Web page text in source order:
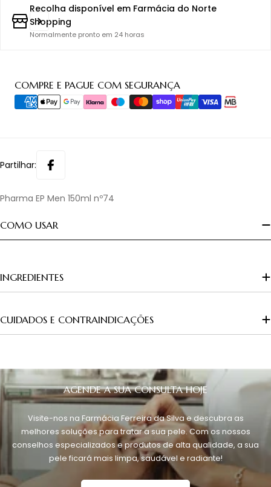
Recolha disponível em Farmácia do Norte
Shopping
Normalmente pronto em 24 horas
COMPRE E PAGUE COM SEGURANÇA
Métodos
de
pagamento
Partilhar:
Pharma EP Men 150ml nº74
COMO USAR
INGREDIENTES
CUIDADOS E CONTRAINDICAÇÕES
AGENDE A SUA CONSULTA HOJE
Visite-nos na Farmácia Ferreira da Silva e descubra as
melhores soluções para tratar a sua pele. Com os nossos
conselhos especializados e produtos de alta qualidade, a sua
pele ficará mais limpa, saudável e radiante!